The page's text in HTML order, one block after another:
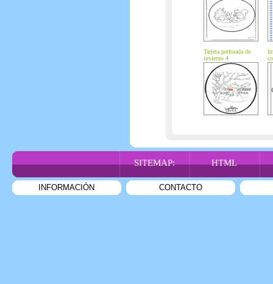
Tarjeta perforada de
invierno 4
SITEMAP: HTML
INFORMACIÓN CONTACTO